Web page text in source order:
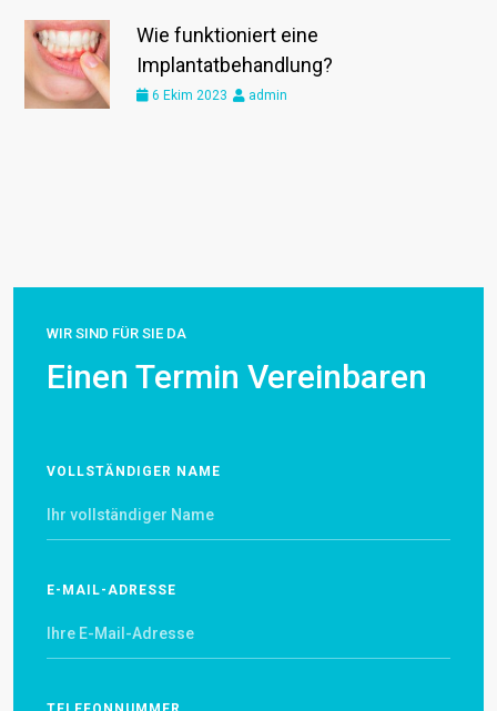
Wie funktioniert eine
Implantatbehandlung?
6 Ekim 2023 admin
WIR SIND FÜR SIE DA
Einen Termin Vereinbaren
VOLLSTÄNDIGER NAME
E-MAIL-ADRESSE